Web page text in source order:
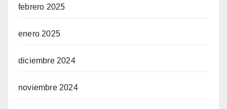
febrero 2025
enero 2025
diciembre 2024
noviembre 2024